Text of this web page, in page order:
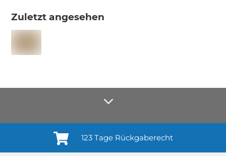
Zuletzt angesehen
Anmelden¹
123 Tage Rückgaberecht